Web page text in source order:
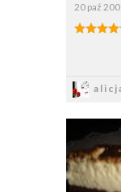
20 paź